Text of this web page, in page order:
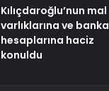
Kılıçdaroğlu’nun mal
varlıklarına ve banka
hesaplarına haciz
konuldu